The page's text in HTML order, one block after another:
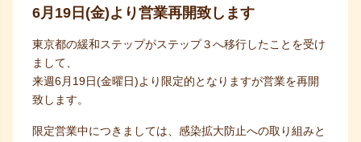
6月19日(金)より営業再開致します
東京都の緩和ステップがステップ３へ移行したことを受け
まして、
来週6月19日(金曜日)より限定的となりますが営業を再開
致します。
限定営業中につきましては、感染拡大防止への取り組みと